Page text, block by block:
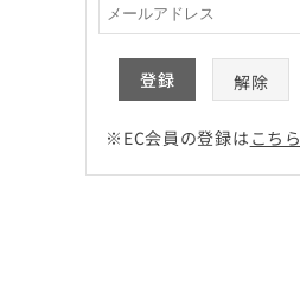
登録 解除
※EC会員の登録は こちら